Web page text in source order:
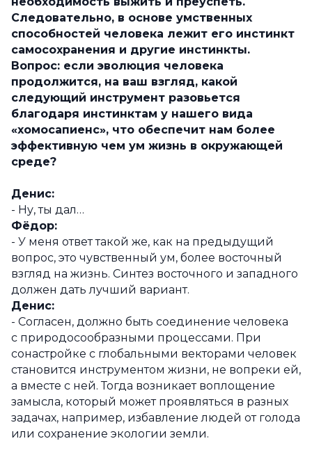
Следовательно, в основе умственных
способностей человека лежит его инстинкт
самосохранения и другие инстинкты.
Вопрос: если эволюция человека
продолжится, на ваш взгляд, какой
следующий инструмент разовьется
благодаря инстинктам у нашего вида
«хомосапиенс», что обеспечит нам более
эффективную чем ум жизнь в окружающей
среде?
Денис:
- Ну, ты дал…
Фёдор:
- У меня ответ такой же, как на предыдущий
вопрос, это чувственный ум, более восточный
взгляд на жизнь. Синтез восточного и западного
должен дать лучший вариант.
Денис:
- Согласен, должно быть соединение человека
с природосообразными процессами. При
сонастройке с глобальными векторами человек
становится инструментом жизни, не вопреки ей,
а вместе с ней. Тогда возникает воплощение
замысла, который может проявляться в разных
задачах, например, избавление людей от голода
или сохранение экологии земли.